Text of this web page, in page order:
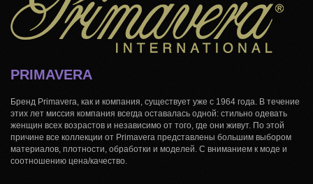
PRIMAVERA
Бренд Primavera, как и компания, существует уже с 1964 года. В течение
этих лет миссия компания всегда оставалась одной: стильно одевать
женщин всех возрастов и независимо от того, где они живут. По этой
причине все коллекции от Primavera представлены большим выбором
материалов, плотности, обработки и моделей. С вниманием к моде и
соотношению цена/качество.